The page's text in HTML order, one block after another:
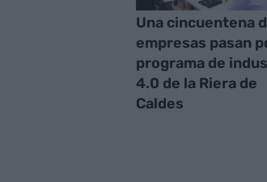
Una cincuentena
empresas pasan
programa de
4.0 de la Riera de
Caldes